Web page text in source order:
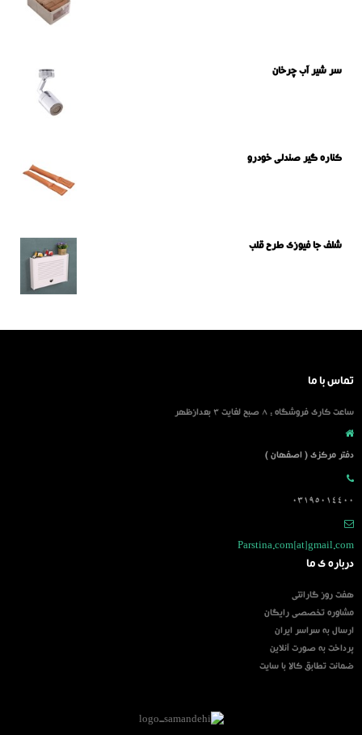
سر شیر آب چرخان
کناره گیر صندلی خودرو
شلف جا فیوزی طرح قلب
تماس با ما
ساعت کاری فروشگاه : 8 صبح لغایت 3 بعدازظهر
دفتر مرکزی ( اصفهان )
03195014400
Parstina.com[at]gmail.com
درباره ی ما
هفت روز گارانتی
مشاوره تخصصی رایگان
ارسال به سراسر ایران
پرداخت به صورت آنلاین
ضمانت تطابق کالا با سایت